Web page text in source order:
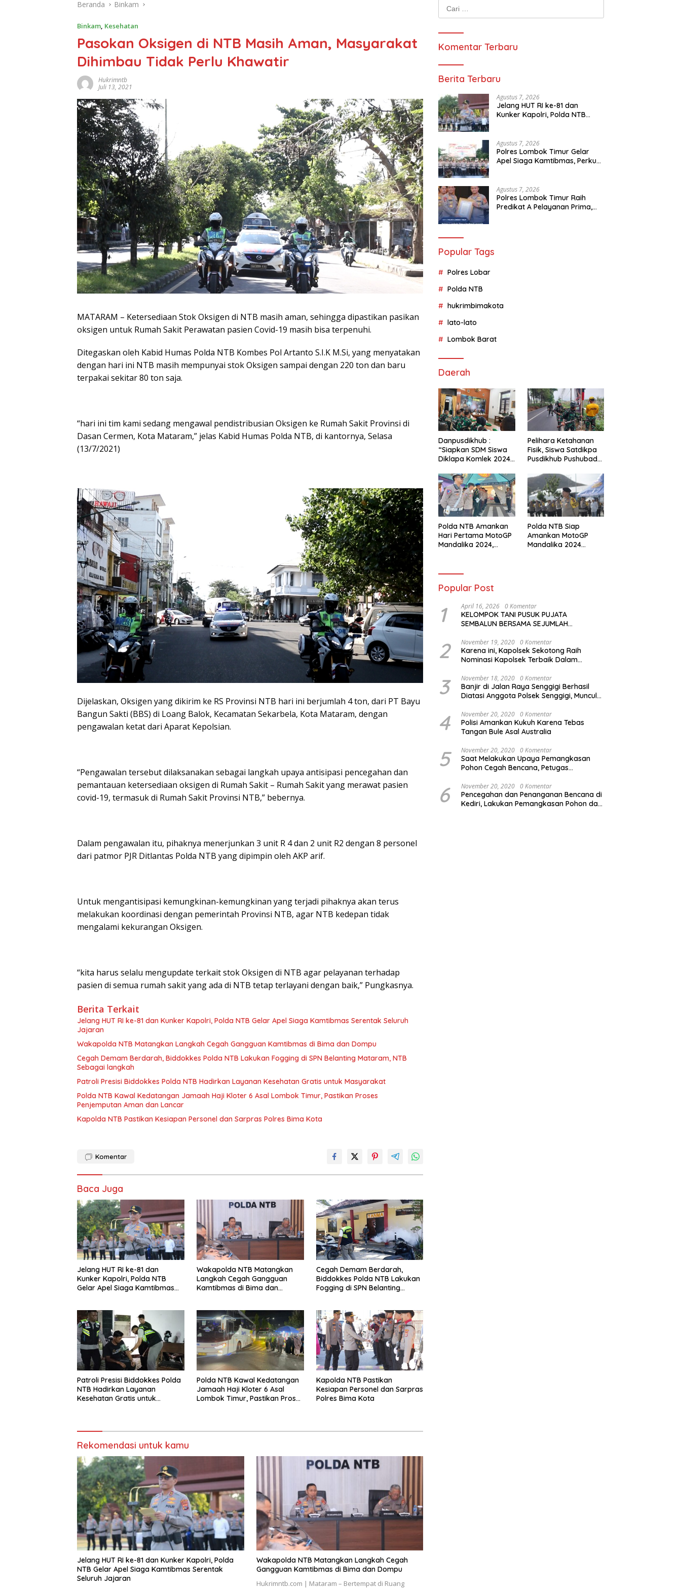
Beranda Binkam
Binkam Kesehatan
Pasokan Oksigen di NTB Masih Aman, Masyarakat
Dihimbau Tidak Perlu Khawatir
Hukrimntb
Juli 13, 2021
MATARAM – Ketersediaan Stok Oksigen di NTB masih aman, sehingga dipastikan pasikan
oksigen untuk Rumah Sakit Perawatan pasien Covid-19 masih bisa terpenuhi.
Ditegaskan oleh Kabid Humas Polda NTB Kombes Pol Artanto S.I.K M.Si, yang menyatakan
dengan hari ini NTB masih mempunyai stok Oksigen sampai dengan 220 ton dan baru
terpakai sekitar 80 ton saja.
“hari ini tim kami sedang mengawal pendistribusian Oksigen ke Rumah Sakit Provinsi di
Dasan Cermen, Kota Mataram,” jelas Kabid Humas Polda NTB, di kantornya, Selasa
(13/7/2021)
Dijelaskan, Oksigen yang dikirim ke RS Provinsi NTB hari ini berjumlah 4 ton, dari PT Bayu
Bangun Sakti (BBS) di Loang Balok, Kecamatan Sekarbela, Kota Mataram, dengan
pengawalan ketat dari Aparat Kepolsian.
“Pengawalan tersebut dilaksanakan sebagai langkah upaya antisipasi pencegahan dan
pemantauan ketersediaan oksigen di Rumah Sakit – Rumah Sakit yang merawat pasien
covid-19, termasuk di Rumah Sakit Provinsi NTB,” bebernya.
Dalam pengawalan itu, pihaknya menerjunkan 3 unit R 4 dan 2 unit R2 dengan 8 personel
dari patmor PJR Ditlantas Polda NTB yang dipimpin oleh AKP arif.
Untuk mengantisipasi kemungkinan-kemungkinan yang terjadi pihaknya akan terus
melakukan koordinasi dengan pemerintah Provinsi NTB, agar NTB kedepan tidak
mengalami kekurangan Oksigen.
“kita harus selalu mengupdate terkait stok Oksigen di NTB agar pelayanan terhadap
pasien di semua rumah sakit yang ada di NTB tetap terlayani dengan baik,” Pungkasnya.
Berita Terkait
Jelang HUT RI ke-81 dan Kunker Kapolri, Polda NTB Gelar Apel Siaga Kamtibmas Serentak Seluruh
Jajaran
Wakapolda NTB Matangkan Langkah Cegah Gangguan Kamtibmas di Bima dan Dompu
Cegah Demam Berdarah, Biddokkes Polda NTB Lakukan Fogging di SPN Belanting Mataram, NTB
Sebagai langkah
Patroli Presisi Biddokkes Polda NTB Hadirkan Layanan Kesehatan Gratis untuk Masyarakat
Polda NTB Kawal Kedatangan Jamaah Haji Kloter 6 Asal Lombok Timur, Pastikan Proses
Penjemputan Aman dan Lancar
Kapolda NTB Pastikan Kesiapan Personel dan Sarpras Polres Bima Kota
Komentar
Baca Juga
Jelang HUT RI ke-81 dan
Kunker Kapolri, Polda NTB
Gelar Apel Siaga Kamtibmas
Wakapolda NTB Matangkan
Langkah Cegah Gangguan
Kamtibmas di Bima dan
Cegah Demam Berdarah,
Biddokkes Polda NTB Lakukan
Fogging di SPN Belanting
Patroli Presisi Biddokkes Polda
NTB Hadirkan Layanan
Kesehatan Gratis untuk
Polda NTB Kawal Kedatangan
Jamaah Haji Kloter 6 Asal
Lombok Timur, Pastikan Proses
Kapolda NTB Pastikan
Kesiapan Personel dan Sarpras
Polres Bima Kota
Rekomendasi untuk kamu
Jelang HUT RI ke-81 dan Kunker Kapolri, Polda
NTB Gelar Apel Siaga Kamtibmas Serentak
Seluruh Jajaran
Wakapolda NTB Matangkan Langkah Cegah
Gangguan Kamtibmas di Bima dan Dompu
Hukrimntb.com | Mataram – Bertempat di Ruang
Komentar Terbaru
Berita Terbaru
Agustus 7, 2026
Jelang HUT RI ke-81 dan
Kunker Kapolri, Polda NTB
Agustus 7, 2026
Polres Lombok Timur Gelar
Apel Siaga Kamtibmas, Perkuat
Agustus 7, 2026
Polres Lombok Timur Raih
Predikat A Pelayanan Prima,
Popular Tags
Polres Lobar
Polda NTB
hukrimbimakota
lato-lato
Lombok Barat
Daerah
Danpusdikhub :
“Siapkan SDM Siswa
Diklapa Komlek 2024
Pelihara Ketahanan
Fisik, Siswa Satdikpa
Pusdikhub Pushubad
Polda NTB Amankan
Hari Pertama MotoGP
Mandalika 2024,
Polda NTB Siap
Amankan MotoGP
Mandalika 2024
Popular Post
1 April 16, 2026 0 Komentar
KELOMPOK TANI PUSUK PUJATA
SEMBALUN BERSAMA SEJUMLAH
KOMITMENNYA UNTUK MENDUKUNG
SERTA MENYUKSESKAN PROGRAM
PEMERINTAH DI SEKTOR HORTIKULTURA,
BAWANG PUTIH DARI APBN 2026.
2 November 19, 2020 0 Komentar
Karena ini, Kapolsek Sekotong Raih
Nominasi Kapolsek Terbaik Dalam
3 November 18, 2020 0 Komentar
Banjir di Jalan Raya Senggigi Berhasil
Diatasi Anggota Polsek Senggigi, Muncul
4 November 20, 2020 0 Komentar
Polisi Amankan Kukuh Karena Tebas
Tangan Bule Asal Australia
5 November 20, 2020 0 Komentar
Saat Melakukan Upaya Pemangkasan
Pohon Cegah Bencana, Petugas
Dikejutkan dengan Peristiwa Mobil
Terbakar
6 November 20, 2020 0 Komentar
Pencegahan dan Penanganan Bencana di
Kediri, Lakukan Pemangkasan Pohon dan